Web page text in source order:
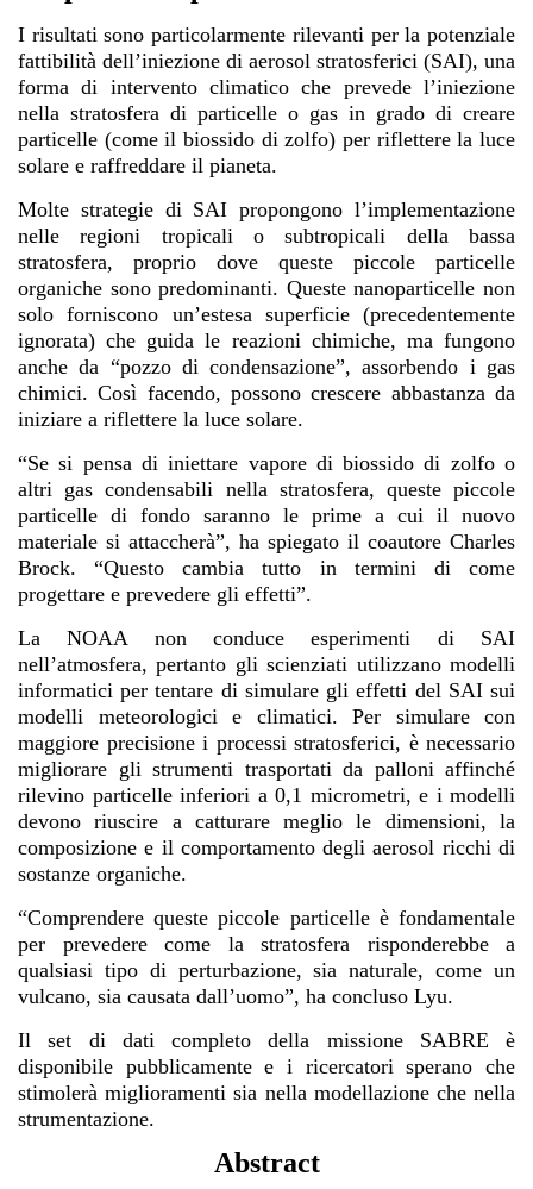
I risultati sono particolarmente rilevanti per la potenziale
fattibilità dell’iniezione di aerosol stratosferici (SAI), una
forma di intervento climatico che prevede l’iniezione
nella stratosfera di particelle o gas in grado di creare
particelle (come il biossido di zolfo) per riflettere la luce
solare e raffreddare il pianeta.
Molte strategie di SAI propongono l’implementazione
nelle regioni tropicali o subtropicali della bassa
stratosfera, proprio dove queste piccole particelle
organiche sono predominanti. Queste nanoparticelle non
solo forniscono un’estesa superficie (precedentemente
ignorata) che guida le reazioni chimiche, ma fungono
anche da “pozzo di condensazione”, assorbendo i gas
chimici. Così facendo, possono crescere abbastanza da
iniziare a riflettere la luce solare.
“Se si pensa di iniettare vapore di biossido di zolfo o
altri gas condensabili nella stratosfera, queste piccole
particelle di fondo saranno le prime a cui il nuovo
materiale si attaccherà”, ha spiegato il coautore Charles
Brock. “Questo cambia tutto in termini di come
progettare e prevedere gli effetti”.
La NOAA non conduce esperimenti di SAI
nell’atmosfera, pertanto gli scienziati utilizzano modelli
informatici per tentare di simulare gli effetti del SAI sui
modelli meteorologici e climatici. Per simulare con
maggiore precisione i processi stratosferici, è necessario
migliorare gli strumenti trasportati da palloni affinché
rilevino particelle inferiori a 0,1 micrometri, e i modelli
devono riuscire a catturare meglio le dimensioni, la
composizione e il comportamento degli aerosol ricchi di
sostanze organiche.
“Comprendere queste piccole particelle è fondamentale
per prevedere come la stratosfera risponderebbe a
qualsiasi tipo di perturbazione, sia naturale, come un
vulcano, sia causata dall’uomo”, ha concluso Lyu.
Il set di dati completo della missione SABRE è
disponibile pubblicamente e i ricercatori sperano che
stimolerà miglioramenti sia nella modellazione che nella
strumentazione.
Abstract